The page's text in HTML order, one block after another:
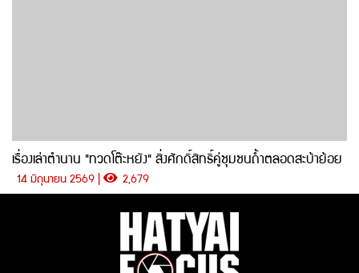
เรื่องเล่าตำนาน "ทวดโต๊ะหยัง" สิ่งศักดิ์สิทธิ์คู่ชุมชนถ้ำตลอดสะบ้าย้อย
14 มิถุนายน 2569 | 2,679